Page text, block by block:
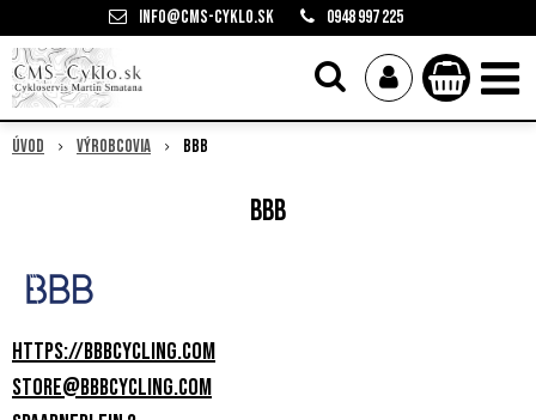
info@cms-cyklo.sk 0948 997 225
Úvod Výrobcovia BBB
BBB
https://bbbcycling.com
store@bbbcycling.com